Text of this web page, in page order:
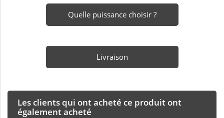
Quelle puissance choisir ?
Livraison
Les clients qui ont acheté ce produit ont
également acheté